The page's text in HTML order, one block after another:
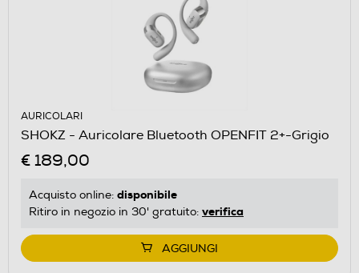
AURICOLARI
SHOKZ - Auricolare Bluetooth OPENFIT 2+-Grigio
€ 189,00
Acquisto online: disponibile
Ritiro in negozio in 30' gratuito: verifica
AGGIUNGI